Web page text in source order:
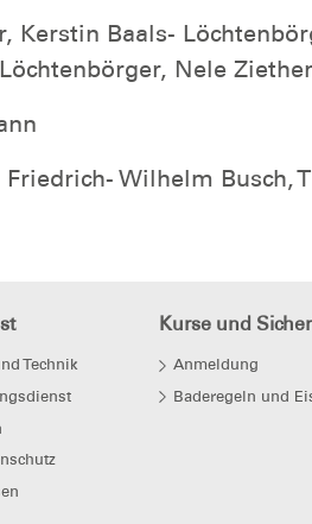
Baals-
Nele
Wilhelm Busch,
Technik
Kurse und
Anmeldung
Baderegeln und